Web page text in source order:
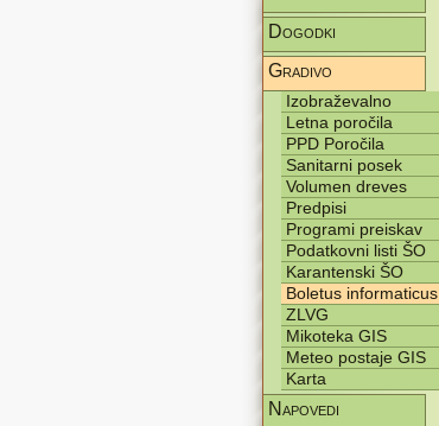
Dogodki
Gradivo
Izobraževalno
Letna poročila
PPD Poročila
Sanitarni posek
Volumen dreves
Predpisi
Programi preiskav
Podatkovni listi ŠO
Karantenski ŠO
Boletus informaticus
ZLVG
Mikoteka GIS
Meteo postaje GIS
Karta
Napovedi